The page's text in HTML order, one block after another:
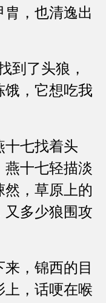
，也清逸出
了头狼，
饿，它想吃我
七找着头
十七轻描淡
然，草原上的
又多少狼围攻
，锦西的目
上，话哽在喉